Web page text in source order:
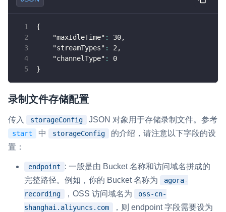
{
"maxIdleTime" : 30,
"streamTypes" : 2 ,
"channelType" :
0
}
录制文件存储配置
传入 storageConfig JSON 对象用于存储录制文件。参考
start 中 storageConfig
的介绍，请注意以下字段的设
置：
endpoint
: 一般是由 Bucket 名称和访问域名拼成的
完整路径。例如，你的 Bucket 名称为
agora-
recording
，OSS 访问域名为
oss-cn-
shanghai.aliyuncs.com
，则 endpoint 字段需要设为